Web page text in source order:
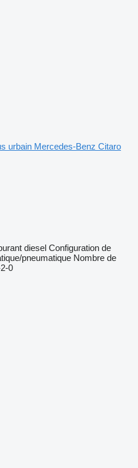
urbain Mercedes-Benz Citaro
diesel Configuration de
pneumatique Nombre de
0